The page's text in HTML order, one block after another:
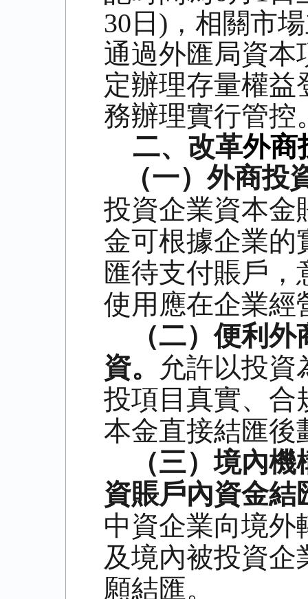
30 日 ) ，相關市
通過外匯局資本
定辦理存量權
務辦理實行管控
二、改革外商
（一）外商
投資企業資本金
金可根據企業的
匯待支付賬戶
使用應在企業經
（二）便利
資。
允許以投資
投項目真實、合
本金直接結匯後
（三）境內
資賬戶內資金結
中資企業向境外
及境內被投資企
願結匯。